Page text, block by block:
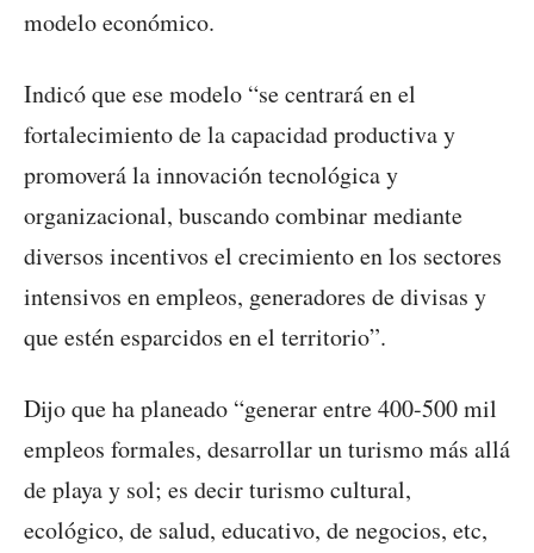
modelo económico.
Indicó que ese modelo “se centrará en el
fortalecimiento de la capacidad productiva y
promoverá la innovación tecnológica y
organizacional, buscando combinar mediante
diversos incentivos el crecimiento en los sectores
intensivos en empleos, generadores de divisas y
que estén esparcidos en el territorio”.
Dijo que ha planeado “generar entre 400-500 mil
empleos formales, desarrollar un turismo más allá
de playa y sol; es decir turismo cultural,
ecológico, de salud, educativo, de negocios, etc,